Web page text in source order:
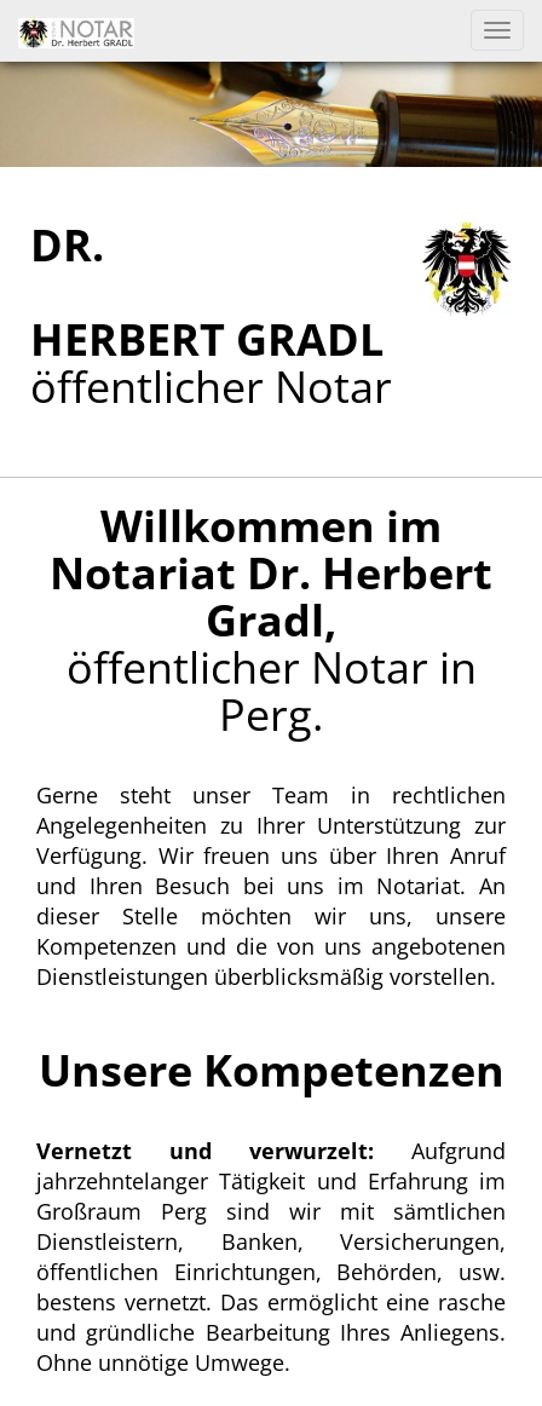
DR.
HERBERT GRADL
öffentlicher Notar
Willkommen im
Notariat Dr. Herbert
Gradl,
öffentlicher Notar in
Perg.
Gerne steht unser Team in rechtlichen
Angelegenheiten zu Ihrer Unterstützung zur
Verfügung. Wir freuen uns über Ihren Anruf
und Ihren Besuch bei uns im Notariat. An
dieser Stelle möchten wir uns, unsere
Kompetenzen und die von uns angebotenen
Dienstleistungen überblicksmäßig vorstellen.
Unsere Kompetenzen
Vernetzt und verwurzelt: Aufgrund
jahrzehntelanger Tätigkeit und Erfahrung im
Großraum Perg sind wir mit sämtlichen
Dienstleistern, Banken, Versicherungen,
öffentlichen Einrichtungen, Behörden, usw.
bestens vernetzt. Das ermöglicht eine rasche
und gründliche Bearbeitung Ihres Anliegens.
Ohne unnötige Umwege.